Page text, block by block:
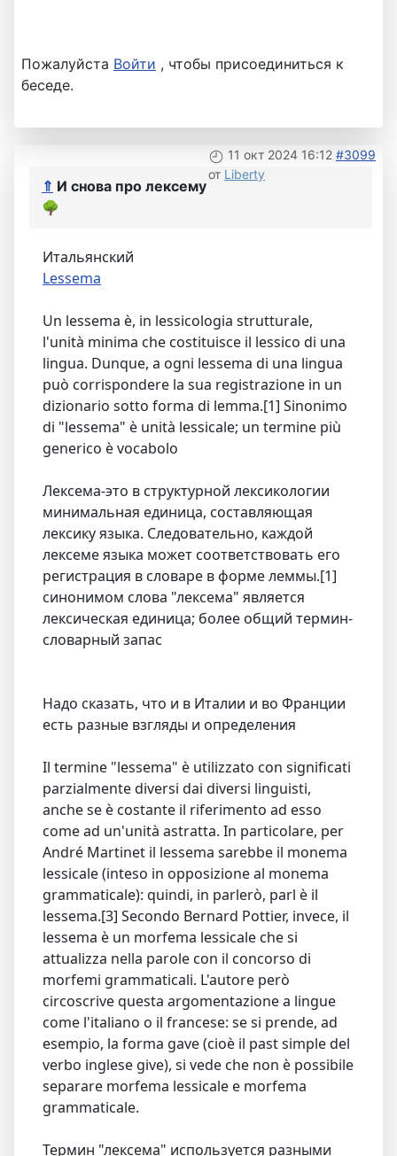
Пожалуйста Войти , чтобы присоединиться к
беседе.
11 окт 2024 16:12 #3099
от Liberty
⇑ И снова про лексему
🌳
Итальянский
Lessema
Un lessema è, in lessicologia strutturale,
l'unità minima che costituisce il lessico di una
lingua. Dunque, a ogni lessema di una lingua
può corrispondere la sua registrazione in un
dizionario sotto forma di lemma.[1] Sinonimo
di "lessema" è unità lessicale; un termine più
generico è vocabolo
Лексема-это в структурной лексикологии
минимальная единица, составляющая
лексику языка. Следовательно, каждой
лексеме языка может соответствовать его
регистрация в словаре в форме леммы.[1]
синонимом слова "лексема" является
лексическая единица; более общий термин-
словарный запас
Надо сказать, что и в Италии и во Франции
есть разные взгляды и определения
Il termine "lessema" è utilizzato con significati
parzialmente diversi dai diversi linguisti,
anche se è costante il riferimento ad esso
come ad un'unità astratta. In particolare, per
André Martinet il lessema sarebbe il monema
lessicale (inteso in opposizione al monema
grammaticale): quindi, in parlerò, parl è il
lessema.[3] Secondo Bernard Pottier, invece, il
lessema è un morfema lessicale che si
attualizza nella parole con il concorso di
morfemi grammaticali. L'autore però
circoscrive questa argomentazione a lingue
come l'italiano o il francese: se si prende, ad
esempio, la forma gave (cioè il past simple del
verbo inglese give), si vede che non è possibile
separare morfema lessicale e morfema
grammaticale.
Термин "лексема" используется разными